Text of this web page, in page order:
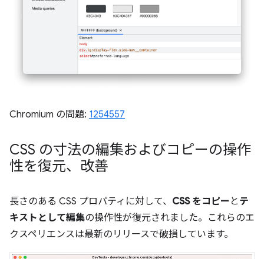
Chromium の問題: 1254557
CSS の寸法の編集およびコピーの操作
性を復元、改善
長さのある CSS プロパティに対して、 CSS をコピー と テ
キストとして編集の操作性が復元されました。これらのエ
クスペリエンスは最新のリリースで破損しています。